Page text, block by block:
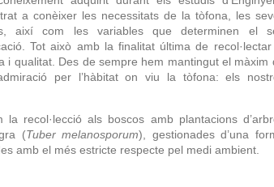
a conèixer les necessitats de la tòfona, les
així com les variables que determinen el
Tot això amb la finalitat última de recol·lectar
i qualitat. Des de sempre hem mantingut el màxim
per l’hàbitat on viu la tòfona: els
la recol·lecció als boscos amb plantacions
(Tuber melanosporum), gestionades d’una
amb el més estricte respecte pel medi ambient.